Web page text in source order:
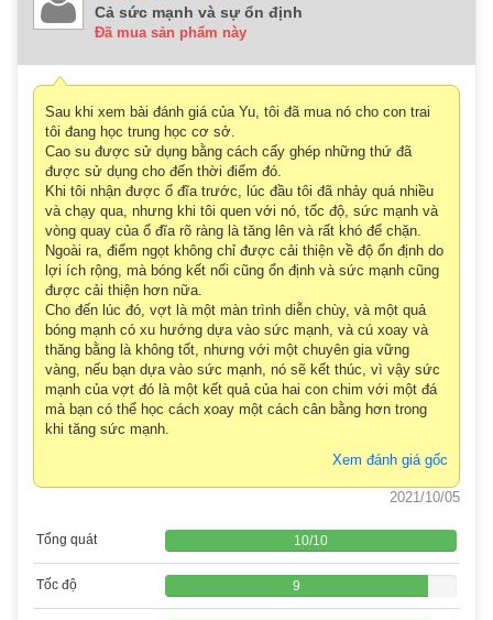
Cả sức mạnh và sự ổn định
Đã mua sản phẩm này
Sau khi xem bài đánh giá của Yu, tôi đã mua nó cho con trai
tôi đang học trung học cơ sở.
Cao su được sử dụng bằng cách cấy ghép những thứ đã
được sử dụng cho đến thời điểm đó.
Khi tôi nhận được ổ đĩa trước, lúc đầu tôi đã nhảy quá nhiều
và chạy qua, nhưng khi tôi quen với nó, tốc độ, sức mạnh và
vòng quay của ổ đĩa rõ ràng là tăng lên và rất khó để chặn.
Ngoài ra, điểm ngọt không chỉ được cải thiện về độ ổn định do
lợi ích rộng, mà bóng kết nối cũng ổn định và sức mạnh cũng
được cải thiện hơn nữa.
Cho đến lúc đó, vợt là một màn trình diễn chùy, và một quả
bóng mạnh có xu hướng dựa vào sức mạnh, và cú xoay và
thăng bằng là không tốt, nhưng với một chuyên gia vững
vàng, nếu bạn dựa vào sức mạnh, nó sẽ kết thúc, vì vậy sức
mạnh của vợt đó là một kết quả của hai con chim với một đá
mà bạn có thể học cách xoay một cách cân bằng hơn trong
khi tăng sức mạnh.
Xem đánh giá gốc
2021/10/05
Tổng quát 10/10
Tốc độ 9